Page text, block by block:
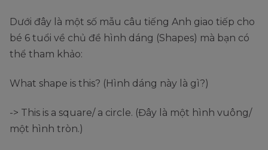
Dưới đây là một số mẫu câu tiếng Anh giao tiếp cho
bé 6 tuổi về chủ đề hình dáng (Shapes) mà bạn có
thể tham khảo:
What shape is this? (Hình dáng này là gì?)
-> This is a square/ a circle. (Đây là một hình vuông/
một hình tròn.)